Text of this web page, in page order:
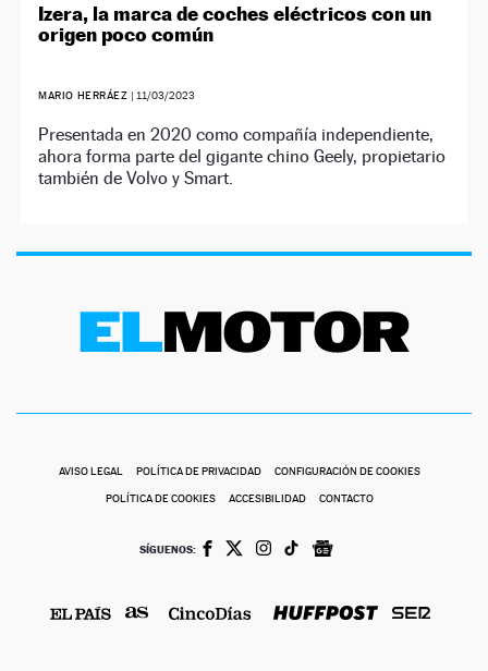
Izera, la marca de coches eléctricos con un
origen poco común
MARIO HERRÁEZ | 11/03/2023
Presentada en 2020 como compañía independiente,
ahora forma parte del gigante chino Geely, propietario
también de Volvo y Smart.
AVISO LEGAL POLÍTICA DE PRIVACIDAD CONFIGURACIÓN DE COOKIES
POLÍTICA DE COOKIES ACCESIBILIDAD CONTACTO
SÍGUENOS: